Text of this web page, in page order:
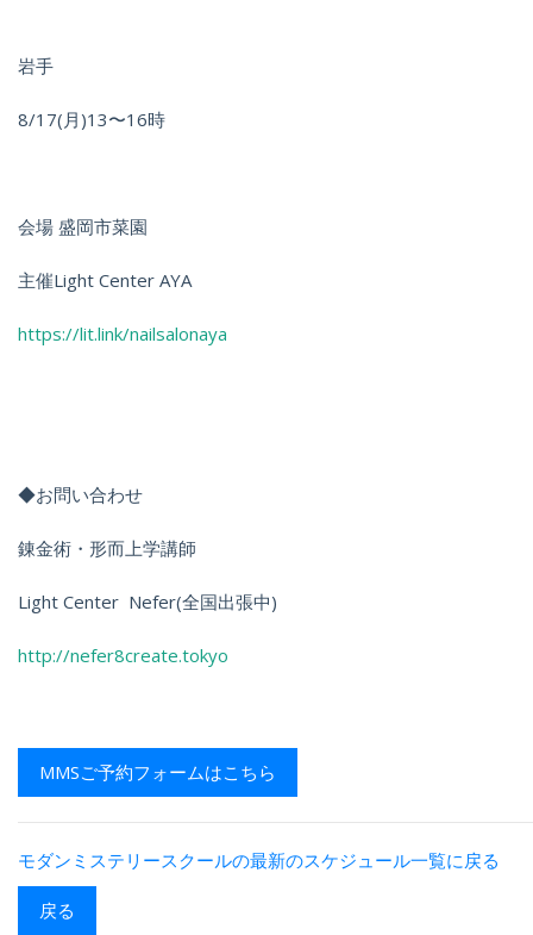
岩手
8/17(月)13〜16時
会場 盛岡市菜園
主催Light Center AYA
https://lit.link/nailsalonaya
◆お問い合わせ
錬金術・形而上学講師
Light Center Nefer(全国出張中)
http://nefer8create.tokyo
MMSご予約フォームはこちら
モダンミステリースクールの最新のスケジュール一覧に戻る
戻る